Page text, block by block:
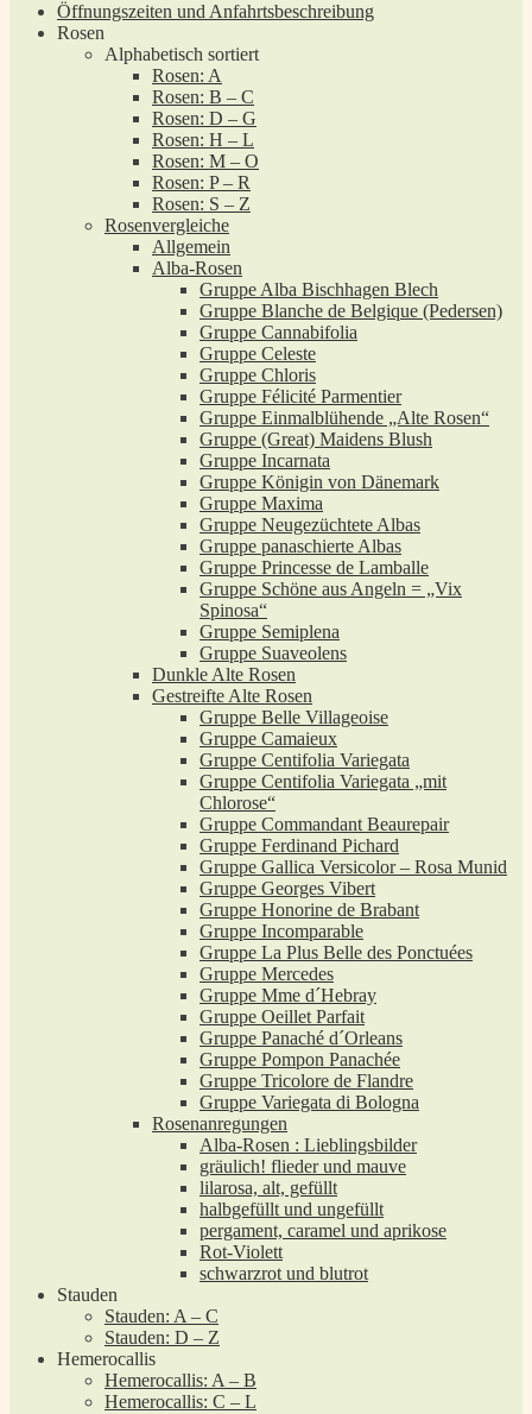
Öffnungszeiten und Anfahrtsbeschreibung
Rosen
Alphabetisch sortiert
Rosen: A
Rosen: B – C
Rosen: D – G
Rosen: H – L
Rosen: M – O
Rosen: P – R
Rosen: S – Z
Rosenvergleiche
Allgemein
Alba-Rosen
Gruppe Alba Bischhagen Blech
Gruppe Blanche de Belgique (Pedersen)
Gruppe Cannabifolia
Gruppe Celeste
Gruppe Chloris
Gruppe Félicité Parmentier
Gruppe Einmalblühende „Alte Rosen“
Gruppe (Great) Maidens Blush
Gruppe Incarnata
Gruppe Königin von Dänemark
Gruppe Maxima
Gruppe Neugezüchtete Albas
Gruppe panaschierte Albas
Gruppe Princesse de Lamballe
Gruppe Schöne aus Angeln = „Vix
Spinosa“
Gruppe Semiplena
Gruppe Suaveolens
Dunkle Alte Rosen
Gestreifte Alte Rosen
Gruppe Belle Villageoise
Gruppe Camaieux
Gruppe Centifolia Variegata
Gruppe Centifolia Variegata „mit
Chlorose“
Gruppe Commandant Beaurepair
Gruppe Ferdinand Pichard
Gruppe Gallica Versicolor – Rosa Munid
Gruppe Georges Vibert
Gruppe Honorine de Brabant
Gruppe Incomparable
Gruppe La Plus Belle des Ponctuées
Gruppe Mercedes
Gruppe Mme d´Hebray
Gruppe Oeillet Parfait
Gruppe Panaché d´Orleans
Gruppe Pompon Panachée
Gruppe Tricolore de Flandre
Gruppe Variegata di Bologna
Rosenanregungen
Alba-Rosen : Lieblingsbilder
gräulich! flieder und mauve
lilarosa, alt, gefüllt
halbgefüllt und ungefüllt
pergament, caramel und aprikose
Rot-Violett
schwarzrot und blutrot
Stauden
Stauden: A – C
Stauden: D – Z
Hemerocallis
Hemerocallis: A – B
Hemerocallis: C – L